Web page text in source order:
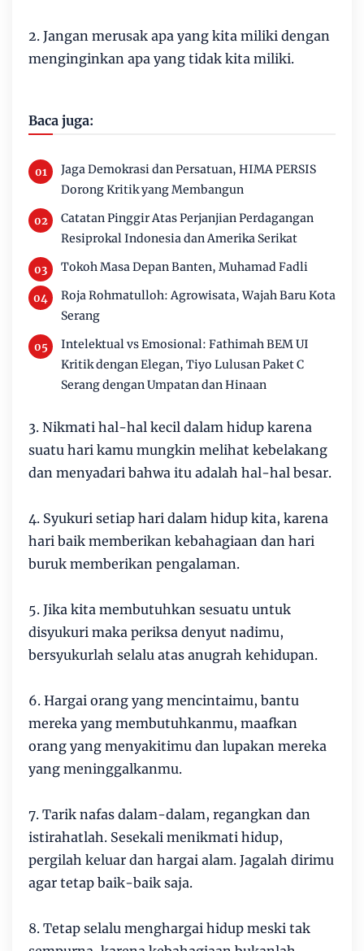
2. Jangan merusak apa yang kita miliki dengan
menginginkan apa yang tidak kita miliki.
Baca juga:
Jaga Demokrasi dan Persatuan, HIMA PERSIS
Dorong Kritik yang Membangun
Catatan Pinggir Atas Perjanjian Perdagangan
Resiprokal Indonesia dan Amerika Serikat
Tokoh Masa Depan Banten, Muhamad Fadli
Roja Rohmatulloh: Agrowisata, Wajah Baru Kota
Serang
Intelektual vs Emosional: Fathimah BEM UI
Kritik dengan Elegan, Tiyo Lulusan Paket C
Serang dengan Umpatan dan Hinaan
3. Nikmati hal-hal kecil dalam hidup karena
suatu hari kamu mungkin melihat kebelakang
dan menyadari bahwa itu adalah hal-hal besar.
4. Syukuri setiap hari dalam hidup kita, karena
hari baik memberikan kebahagiaan dan hari
buruk memberikan pengalaman.
5. Jika kita membutuhkan sesuatu untuk
disyukuri maka periksa denyut nadimu,
bersyukurlah selalu atas anugrah kehidupan.
6. Hargai orang yang mencintaimu, bantu
mereka yang membutuhkanmu, maafkan
orang yang menyakitimu dan lupakan mereka
yang meninggalkanmu.
7. Tarik nafas dalam-dalam, regangkan dan
istirahatlah. Sesekali menikmati hidup,
pergilah keluar dan hargai alam. Jagalah dirimu
agar tetap baik-baik saja.
8. Tetap selalu menghargai hidup meski tak